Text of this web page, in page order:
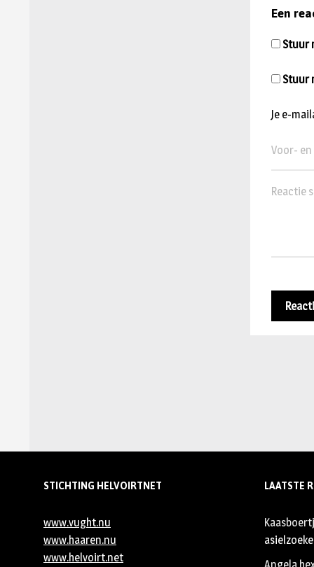
Een
Je e-
Stuur
Stuur
STICHTING HELVOIRTNET
www.vught.nu
www.haaren.nu
www.helvoirt.net
LAATSTE